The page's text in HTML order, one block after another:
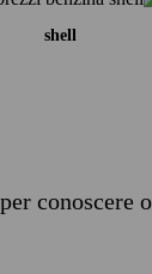
shell
conoscere